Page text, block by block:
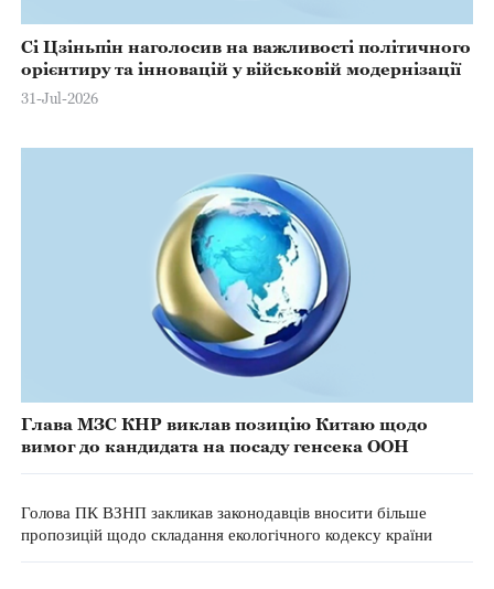
Сі Цзіньпін наголосив на важливості політичного
орієнтиру та інновацій у військовій модернізації
31-Jul-2026
Глава МЗС КНР виклав позицію Китаю щодо
вимог до кандидата на посаду генсека ООН
Голова ПК ВЗНП закликав законодавців вносити більше
пропозицій щодо складання екологічного кодексу країни